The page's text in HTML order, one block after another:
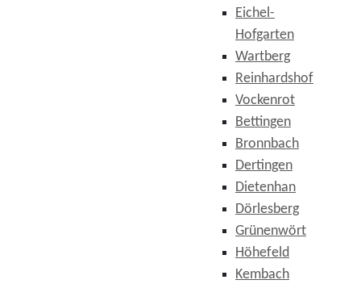
Eichel-
Hofgarten
Wartberg
Reinhardshof
Vockenrot
Bettingen
Bronnbach
Dertingen
Dietenhan
Dörlesberg
Grünenwört
Höhefeld
Kembach